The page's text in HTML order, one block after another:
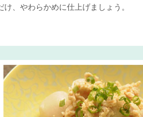
け、やわらかめに仕上げましょう。